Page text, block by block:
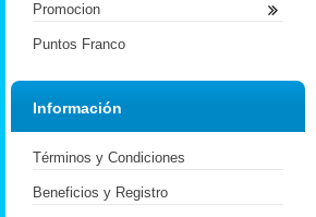
Promocion
Puntos Franco
Información
Términos y Condiciones
Beneficios y Registro